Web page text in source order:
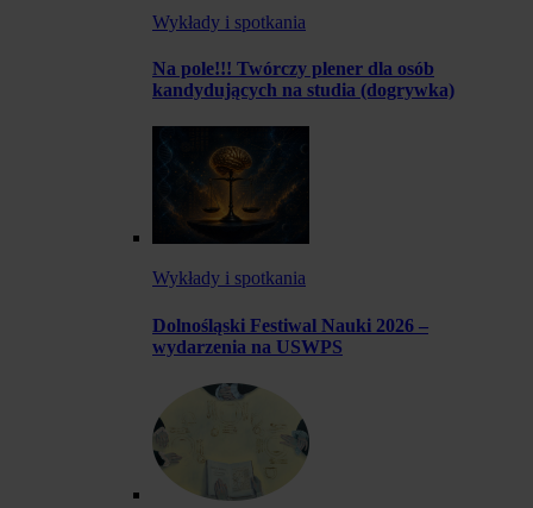
Wykłady i spotkania
Na pole!!! Twórczy plener dla osób
kandydujących na studia (dogrywka)
Wykłady i spotkania
Dolnośląski Festiwal Nauki 2026 –
wydarzenia na USWPS